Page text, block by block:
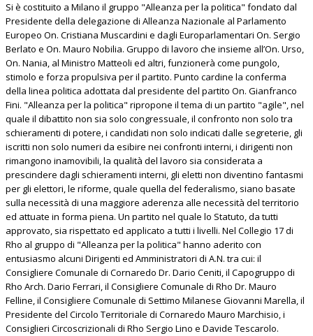
Si è costituito a Milano il gruppo "Alleanza per la politica" fondato dal
Presidente della delegazione di Alleanza Nazionale al Parlamento
Europeo On. Cristiana Muscardini e dagli Europarlamentari On. Sergio
Berlato e On. Mauro Nobilia. Gruppo di lavoro che insieme all’On. Urso,
On. Nania, al Ministro Matteoli ed altri, funzionerà come pungolo,
stimolo e forza propulsiva per il partito. Punto cardine la conferma
della linea politica adottata dal presidente del partito On. Gianfranco
Fini. "Alleanza per la politica" ripropone il tema di un partito "agile", nel
quale il dibattito non sia solo congressuale, il confronto non solo tra
schieramenti di potere, i candidati non solo indicati dalle segreterie, gli
iscritti non solo numeri da esibire nei confronti interni, i dirigenti non
rimangono inamovibili, la qualità del lavoro sia considerata a
prescindere dagli schieramenti interni, gli eletti non diventino fantasmi
per gli elettori, le riforme, quale quella del federalismo, siano basate
sulla necessità di una maggiore aderenza alle necessità del territorio
ed attuate in forma piena. Un partito nel quale lo Statuto, da tutti
approvato, sia rispettato ed applicato a tutti i livelli. Nel Collegio 17 di
Rho al gruppo di "Alleanza per la politica" hanno aderito con
entusiasmo alcuni Dirigenti ed Amministratori di A.N. tra cui: il
Consigliere Comunale di Cornaredo Dr. Dario Ceniti, il Capogruppo di
Rho Arch. Dario Ferrari, il Consigliere Comunale di Rho Dr. Mauro
Felline, il Consigliere Comunale di Settimo Milanese Giovanni Marella, il
Presidente del Circolo Territoriale di Cornaredo Mauro Marchisio, i
Consiglieri Circoscrizionali di Rho Sergio Lino e Davide Tescarolo.